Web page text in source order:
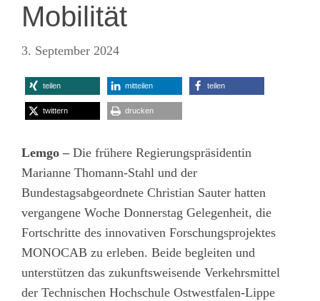
Mobilität
3. September 2024
teilen mitteilen teilen
twittern drucken
Lemgo – Die frühere Regierungspräsidentin
Marianne Thomann-Stahl und der
Bundestagsabgeordnete Christian Sauter hatten
vergangene Woche Donnerstag Gelegenheit, die
Fortschritte des innovativen Forschungsprojektes
MONOCAB zu erleben. Beide begleiten und
unterstützen das zukunftsweisende Verkehrsmittel
der Technischen Hochschule Ostwestfalen-Lippe